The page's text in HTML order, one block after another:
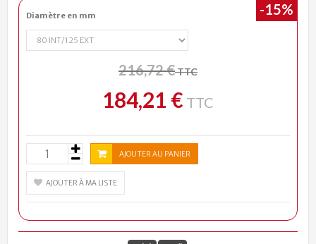
Diamètre en mm
216,72 €TTC
-15%
184,21 € TTC
AJOUTER AU PANIER
AJOUTER À MA LISTE